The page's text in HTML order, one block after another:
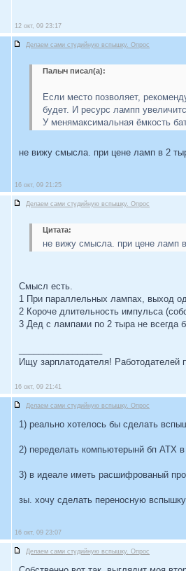
12 окт, 09 23:17
Делаем сами студийную вспышку. Опрос
Палыч писал(а):
Если место позволяет,
будет. И ресурс лампп
У менямаксимальная ёмкость
не вижу смысла. при цене ламп в 2
16 окт, 09 21:25
Делаем сами студийную вспышку. Опрос
Цитата:
не вижу смысла. при цене ламп
Смысл есть.
1 При параллельных лампах, выход
2 Короче длительность импульса
3 Дед с лампами по 2 тыра не всегда
Ищу зарплатодателя! Работодателей
16 окт, 09 21:41
Делаем сами студийную вспышку. Опрос
1) реально хотелось бы сделать
2) переделать компьютерынй бп ATX
3) в идеале иметь расшифрованый
зы. хочу сделать переносную
16 окт, 09 23:07
Делаем сами студийную вспышку. Опрос